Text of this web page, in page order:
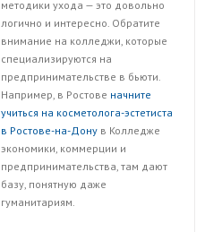
методики ухода — это довольно
логично и интересно. Обратите
внимание на колледжи, которые
специализируются на
предпринимательстве в бьюти.
Например, в Ростове начните
учиться на косметолога-эстетиста
в Ростове-на-Дону в Колледже
экономики, коммерции и
предпринимательства, там дают
базу, понятную даже
гуманитариям.